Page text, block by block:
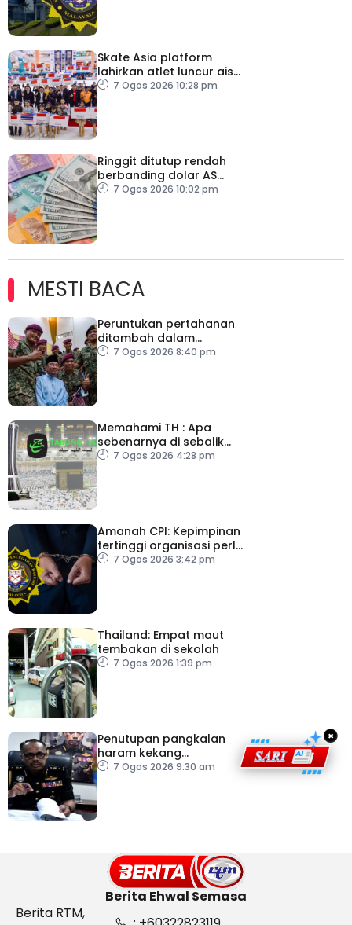
Skate Asia platform
lahirkan atlet luncur ais
negara
7 Ogos 2026 10:28 pm
Ringgit ditutup rendah
berbanding dolar AS
menjelang pengumuman
7 Ogos 2026 10:02 pm
MESTI BACA
Peruntukan pertahanan
ditambah dalam
Belanjawan 2027
7 Ogos 2026 8:40 pm
Memahami TH : Apa
sebenarnya di sebalik
angka
7 Ogos 2026 4:28 pm
Amanah CPI: Kepimpinan
tertinggi organisasi perlu
pacu reformasi radikal
7 Ogos 2026 3:42 pm
Thailand: Empat maut
tembakan di sekolah
7 Ogos 2026 1:39 pm
Penutupan pangkalan
haram kekang
penyeludupan di
7 Ogos 2026 9:30 am
×
Berita Ehwal Semasa
Berita RTM,